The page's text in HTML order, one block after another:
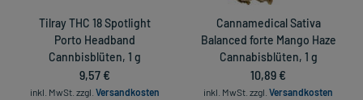
Tilray THC 18 Spotlight
Porto Headband
Cannbisblüten, 1 g
9,57 €
inkl. MwSt. zzgl. Versandkosten
Cannamedical Sativa
Balanced forte Mango Haze
Cannabisblüten, 1 g
10,89 €
inkl. MwSt. zzgl. Versandkosten